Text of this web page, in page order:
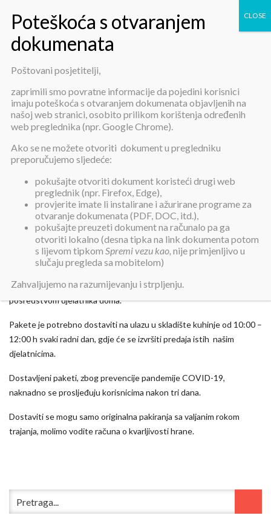
Omogućena dostava paketa
korisnicima od 11.05.2020.
Omogućena dostava paketa
korisnicima od 11.05.2020.
Objavljeno:11. svibnja 2020.
Od 11.05.2020. dozvoljena je dostava paketa korisnicima,
posredstvom djelatnika doma.
Pakete je potrebno dostaviti na ulazu u skladište kuhinje od 10:00 –
12:00 h svaki radni dan, gdje će se izvršiti predaja istih našim
djelatnicima.
Dostavljeni paketi, zbog prevencije pandemije COVID-19,
naknadno se prosljeđuju korisnicima nakon tri dana.
Dostaviti se mogu samo originalna pakiranja sa valjanim rokom
trajanja, molimo vodite računa o kvarljivosti hrane.
Poštovani posjetitelji,
zaprimili smo povratne informacije da pojedini korisnici
imaju poteškoća s otvaranjem dokumenata objavljenih na
našoj web stranici, osobito prilikom korištenja određenih
web preglednika (npr. Google Chrome).
Ako se ne možete otvoriti dokument u pregledniku
preporučujemo sljedeće:
pokušajte otvoriti dokument koristeći drugi web
preglednik (npr. Firefox, Edge),
provjerite imate li instalirane i ažurirane programe za
otvaranje dokumenata (PDF, DOC, itd.),
pokušajte preuzeti dokument na računalo pa ga
otvoriti lokalno (desna tipka na link dokumenta potom
s lijevom tipkom Spremi vezu kao, nije primjenljivo u
slučaju pregleda sa mobitelom)
Zahvaljujemo na razumijevanju i strpljenju.